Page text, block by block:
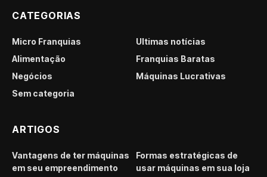
CATEGORIAS
Micro Franquias
Últimas notícias
Alimentação
Franquias Baratas
Negócios
Máquinas Lucrativas
Sem categoria
ARTIGOS
Vantagens de ter máquinas
em seu empreendimento
Formas estratégicas de
usar máquinas em sua loja